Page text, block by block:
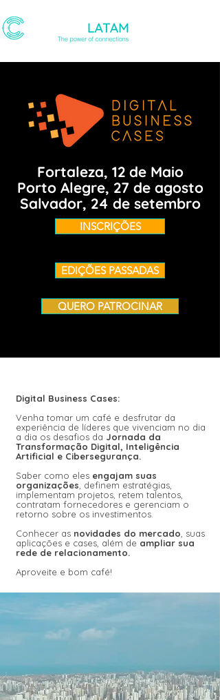
Fortaleza, 12 de Maio
Porto Alegre, 27 de agosto
Salvador, 24 de setembro
INSCRIÇÕES
EDIÇÕES PASSADAS
QUERO PATROCINAR
Digital Business Cases:
Venha tomar um café e desfrutar da
experiência de líderes que vivenciam no dia
a dia os desafios da Jornada da
Transformação Digital, Inteligência
Artificial e Cibersegurança.
Saber como eles engajam suas
organizações , definem estratégias,
implementam projetos, retem talentos,
contratam fornecedores e gerenciam o
retorno sobre os investimentos.
Conhecer as novidades do mercado , suas
aplicações e cases, além de ampliar sua
rede de relacionamento.
Aproveite e bom café!